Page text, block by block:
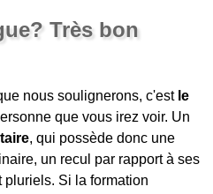
Très bon
nous soulignerons, c'est le
que vous irez voir. Un
, qui possède donc une
un recul par rapport à ses
Si la formation